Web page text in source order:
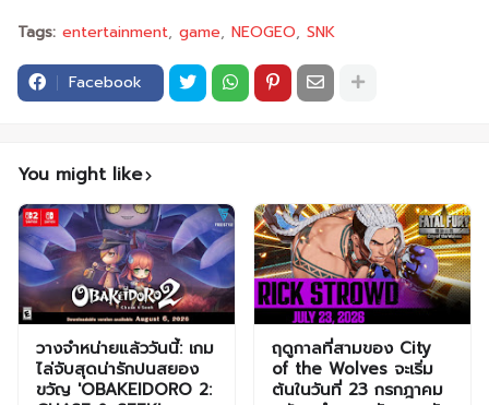
Tags: entertainment game NEOGEO SNK
Facebook
You might like
วางจำหน่ายแล้ววันนี้: เกม
ไล่จับสุดน่ารักปนสยอง
ขวัญ 'OBAKEIDORO 2:
ฤดูกาลที่สามของ City
of the Wolves จะเริ่ม
ต้นในวันที่ 23 กรกฎาคม